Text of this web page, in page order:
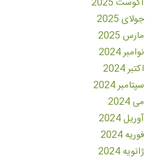
جولای 2025
مارس 2025
نوامبر 2024
اکتبر 2024
سپتامبر 2024
می 2024
آوریل 2024
فوریه 2024
ژانویه 2024